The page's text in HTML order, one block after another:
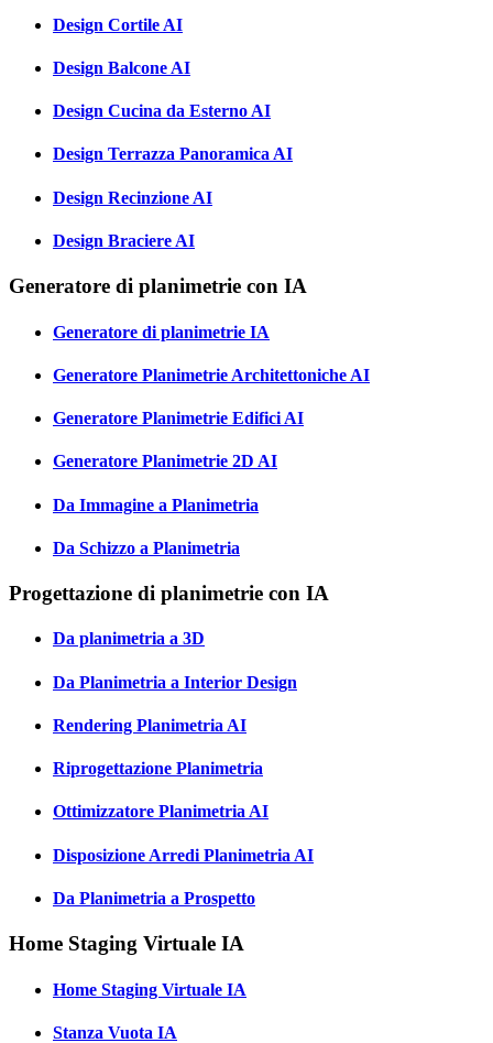
Design Cortile AI
Design Balcone AI
Design Cucina da Esterno AI
Design Terrazza Panoramica AI
Design Recinzione AI
Design Braciere AI
Generatore di planimetrie con IA
Generatore di planimetrie IA
Generatore Planimetrie Architettoniche AI
Generatore Planimetrie Edifici AI
Generatore Planimetrie 2D AI
Da Immagine a Planimetria
Da Schizzo a Planimetria
Progettazione di planimetrie con IA
Da planimetria a 3D
Da Planimetria a Interior Design
Rendering Planimetria AI
Riprogettazione Planimetria
Ottimizzatore Planimetria AI
Disposizione Arredi Planimetria AI
Da Planimetria a Prospetto
Home Staging Virtuale IA
Home Staging Virtuale IA
Stanza Vuota IA